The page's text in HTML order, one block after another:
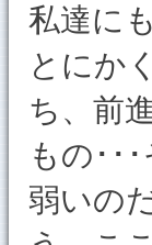
私達に
とにか
ち、前
もの･･
弱いの